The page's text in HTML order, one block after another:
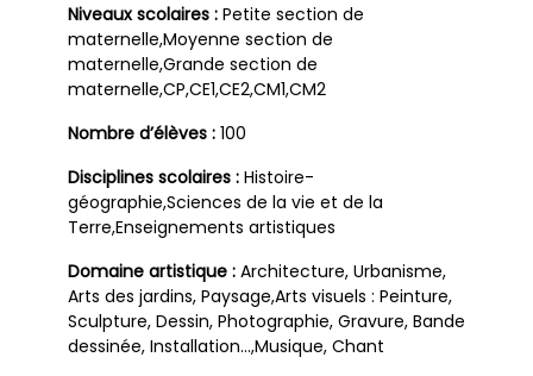
Niveaux scolaires : Petite section de
maternelle,Moyenne section de
maternelle,Grande section de
maternelle,CP,CE1,CE2,CM1,CM2
Nombre d’élèves : 100
Disciplines scolaires : Histoire-
géographie,Sciences de la vie et de la
Terre,Enseignements artistiques
Domaine artistique : Architecture, Urbanisme,
Arts des jardins, Paysage,Arts visuels : Peinture,
Sculpture, Dessin, Photographie, Gravure, Bande
dessinée, Installation…,Musique, Chant